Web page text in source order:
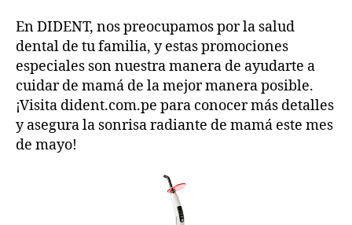
En DIDENT, nos preocupamos por la salud
dental de tu familia, y estas promociones
especiales son nuestra manera de ayudarte a
cuidar de mamá de la mejor manera posible.
¡Visita dident.com.pe para conocer más detalles
y asegura la sonrisa radiante de mamá este mes
de mayo!